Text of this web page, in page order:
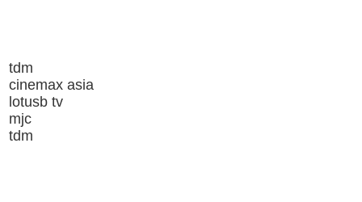
tdm
cinemax asia
lotusb tv
mjc
tdm